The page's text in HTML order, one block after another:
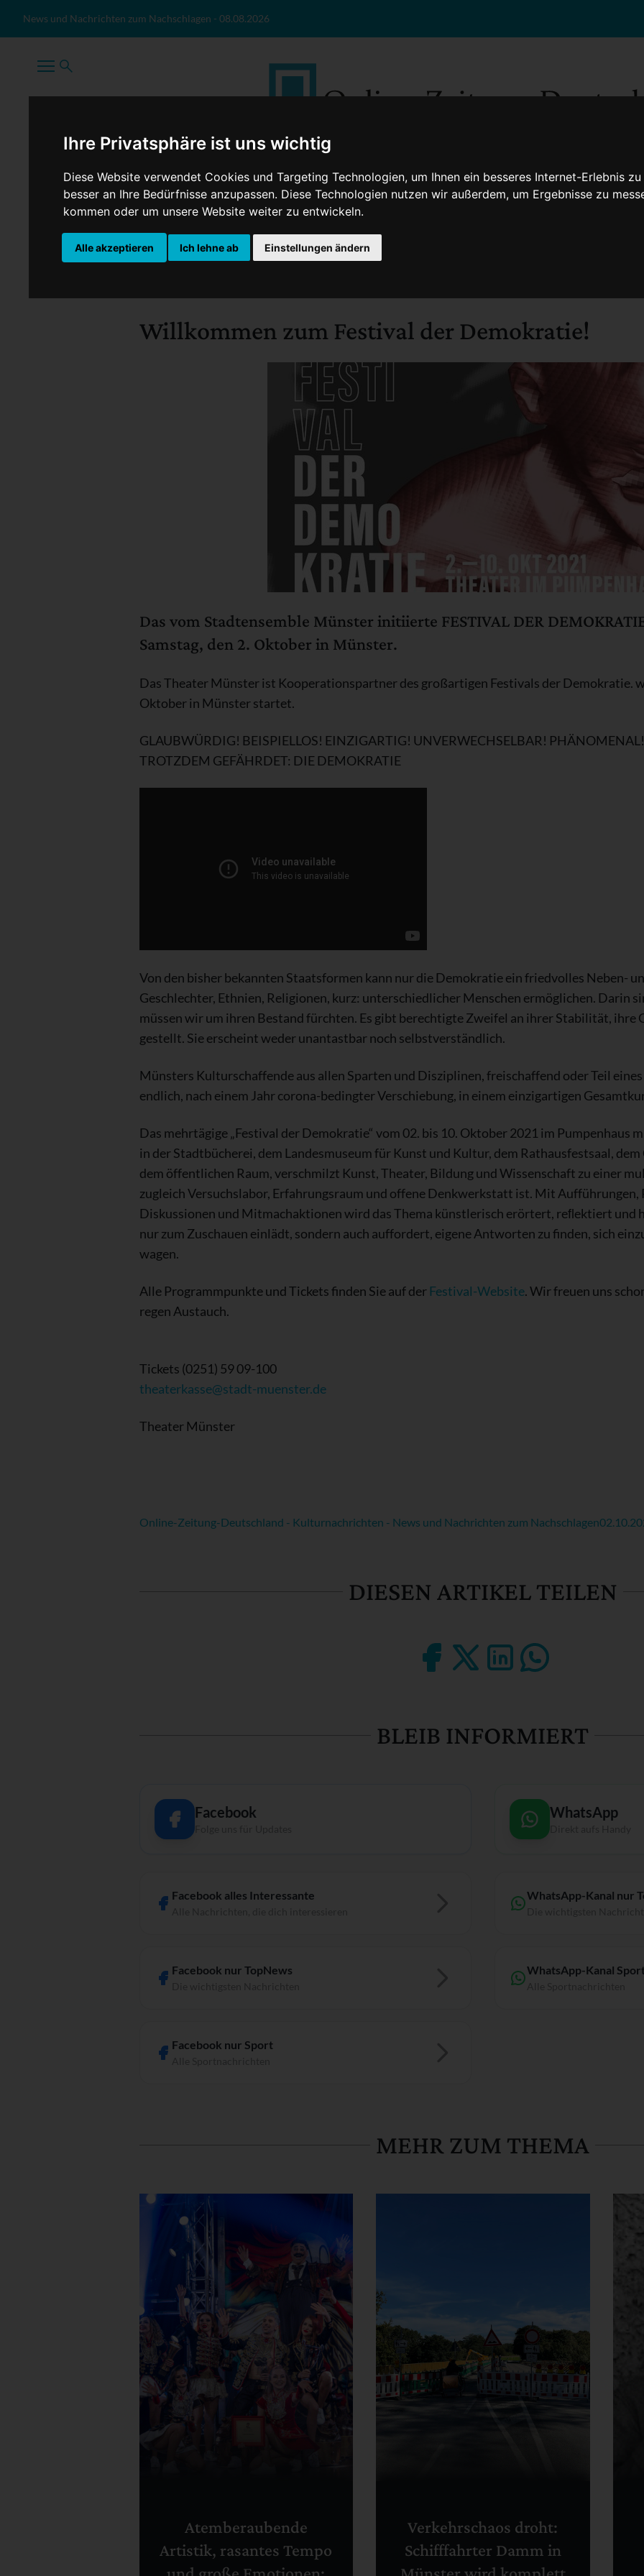
Ihre Privatsphäre ist uns wichtig
Diese Website verwendet Cookies und Targeting Technologien, um Ihnen ein besseres Internet-Erlebnis
besser an Ihre Bedürfnisse anzupassen. Diese Technologien nutzen wir außerdem, um Ergebnisse zu
kommen oder um unsere Website weiter zu entwickeln.
Alle akzeptieren Ich lehne ab Einstellungen ändern
News und Nachrichten zum Nachschlagen - 08.08.2026
TopNews Politik Sport Wirtschaft Firmennews Gesellschaft
Willkommen zum Festival der Demokratie!
Das vom Stadtensemble Münster initiierte FESTIVAL DER
Samstag, den 2. Oktober in Münster.
Das Theater Münster ist Kooperationspartner des großartigen Festivals der Demokratie.
Oktober in Münster startet.
GLAUBWÜRDIG! BEISPIELLOS! EINZIGARTIG! UNVERWECHSELBAR!
TROTZDEM GEFÄHRDET: DIE DEMOKRATIE
Von den bisher bekannten Staatsformen kann nur die Demokratie ein friedvolles Neben-
Geschlechter, Ethnien, Religionen, kurz: unterschiedlicher Menschen ermöglichen. Darin
müssen wir um ihren Bestand fürchten. Es gibt berechtigte Zweifel an ihrer Stabilität, ihre
gestellt. Sie erscheint weder unantastbar noch selbstverständlich.
Münsters Kulturschaffende aus allen Sparten und Disziplinen, freischaffend oder Teil
endlich, nach einem Jahr corona-bedingter Verschiebung, in einem einzigartigen
Das mehrtägige „Festival der Demokratie“ vom 02. bis 10. Oktober 2021 im
in der Stadtbücherei, dem Landesmuseum für Kunst und Kultur, dem Rathausfestsaal,
dem öffentlichen Raum, verschmilzt Kunst, Theater, Bildung und Wissenschaft zu einer
zugleich Versuchslabor, Erfahrungsraum und offene Denkwerkstatt ist. Mit Aufführungen,
Diskussionen und Mitmachaktionen wird das Thema künstlerisch erörtert, reﬂektiert und
nur zum Zuschauen einlädt, sondern auch auffordert, eigene Antworten zu finden, sich
wagen.
Alle Programmpunkte und Tickets finden Sie auf der Festival-Website. Wir freuen uns
regen Austauch.
Tickets (0251) 59 09-100
theaterkasse@stadt-muenster.de
Theater Münster
Online-Zeitung-Deutschland - Kulturnachrichten - News und Nachrichten zum Nachschlagen
DIESEN ARTIKEL TEILEN
BLEIB INFORMIERT
Facebook
Folge uns für Updates
Facebook alles Interessante
Facebook nur TopNews
Facebook nur Sport
WhatsApp
Direkt aufs Handy
WhatsApp-Kanal nur
WhatsApp-Kanal
MEHR ZUM THEMA
Atemberaubende
Artistik, rasantes Tempo
Verkehrschaos droht:
Schifffahrter Damm in